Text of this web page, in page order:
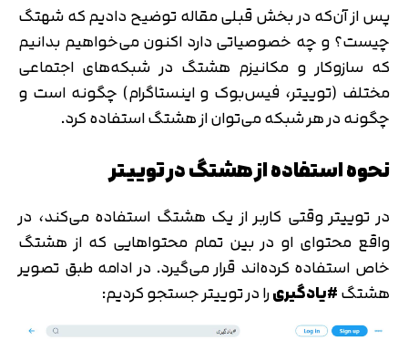
پس از آن‌که در بخش قبلی مقاله توضیح دادیم که شهتگ
چیست؟ و چه خصوصیاتی دارد اکنون می‌خواهیم بدانیم
که سازوکار و مکانیزم هشتگ در شبکه‌های اجتماعی
مختلف (توییتر، فیس‌بوک و اینستاگرام) چگونه است و
چگونه در هر شبکه می‌توان از هشتگ استفاده کرد.
نحوه استفاده از هشتگ در توییتر
در توییتر وقتی کاربر از یک هشتگ استفاده می‌کند، در
واقع محتوای او در بین تمام محتواهایی که از هشتگ
خاص استفاده کرده‌اند قرار می‌گیرد. در ادامه طبق تصویر
هشتگ#یادگیریرا در توییتر جستجو کردیم: